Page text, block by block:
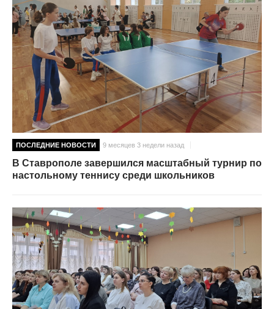
ПОСЛЕДНИЕ НОВОСТИ 9 месяцев 3 недели назад
В Ставрополе завершился масштабный турнир по
настольному теннису среди школьников